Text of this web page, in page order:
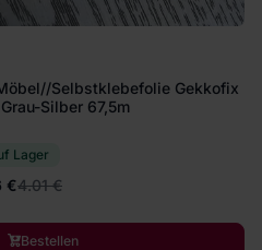
Selbstklebefolie Gekkofix
Silber 67,5m
Lager
€4.01 €
Bestellen